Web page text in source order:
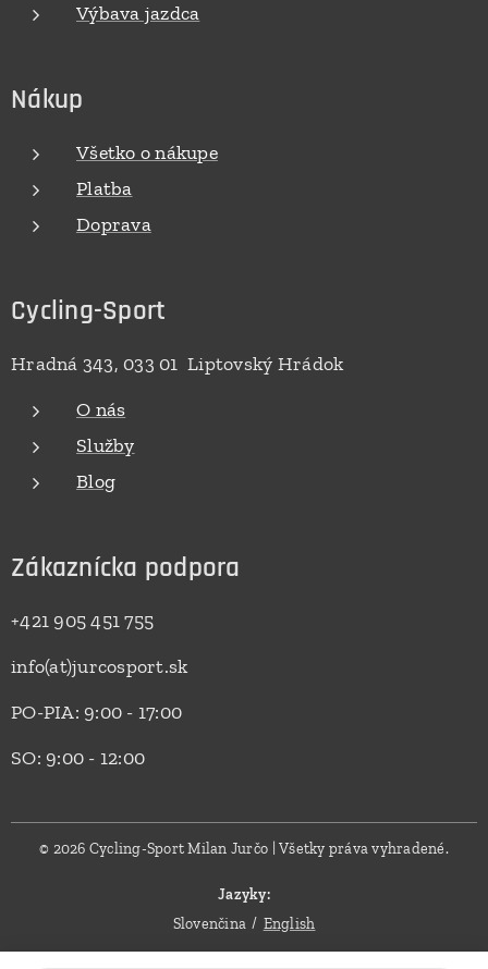
Výbava jazdca
Nákup
Všetko o nákupe
Platba
Doprava
Cycling-Sport
Hradná 343, 033 01 Liptovský Hrádok
O nás
Služby
Blog
Zákaznícka podpora
+421 905 451 755
info(at)jurcosport.sk
PO-PIA: 9:00 - 17:00
SO: 9:00 - 12:00
© 2026 Cycling-Sport Milan Jurčo | Všetky práva vyhradené.
Jazyky
Slovenčina
English